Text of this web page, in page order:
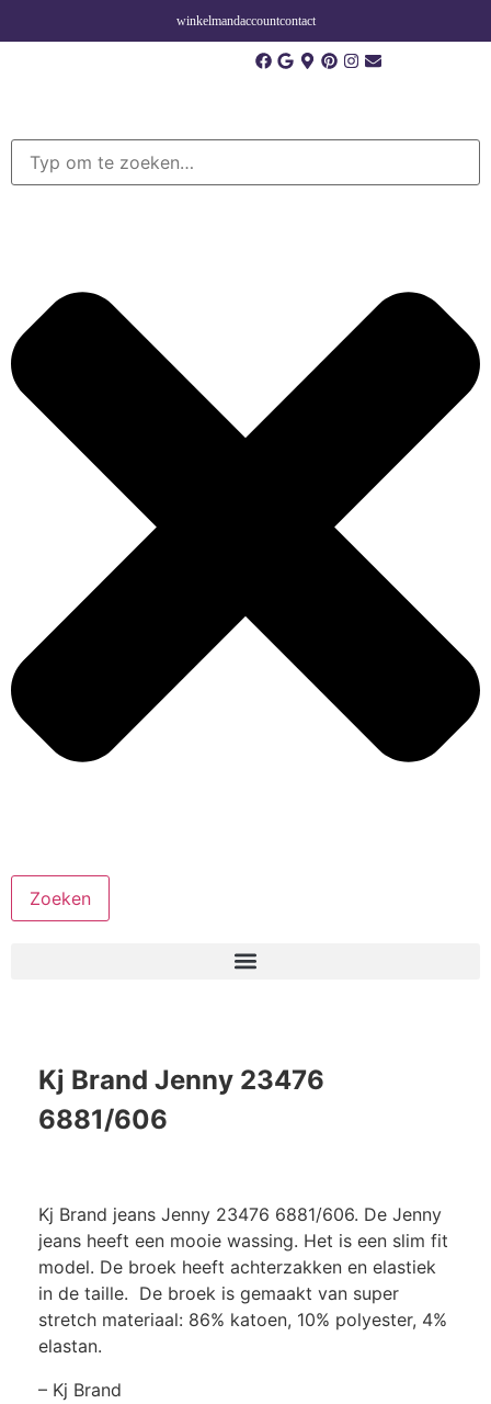
winkelmandaccountcontact
Zoeken
Kj Brand Jenny 23476
6881/606
Kj Brand jeans Jenny 23476 6881/606. De Jenny
jeans heeft een mooie wassing. Het is een slim fit
model. De broek heeft achterzakken en elastiek
in de taille. De broek is gemaakt van super
stretch materiaal: 86% katoen, 10% polyester, 4%
elastan.
– Kj Brand